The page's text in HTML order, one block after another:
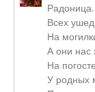
Всех
На
А они нас
На
У родных